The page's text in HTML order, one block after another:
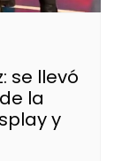
se llevó
la
y